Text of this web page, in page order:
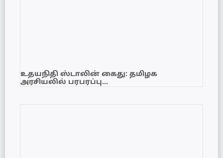
உதயநிதி ஸ்டாலின் கைது: தமிழக
அரசியலில் பரபரப்பு…